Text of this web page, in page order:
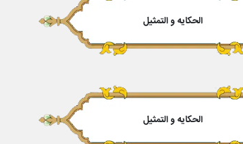
الحکایه و التمثیل
الحکایه و التمثیل